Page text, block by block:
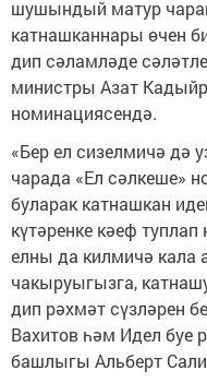
шушындый матур
катнашканнары өчен
дип сәламләде
министры Азат
номинациясендә.
«Бер ел сизелмичә дә
чарада «Ел сәлкеше»
буларак катнашкан
күтәренке кәеф
елны да килмичә кала
чакыруыгызга,
дип рәхмәт сүзләрен
Вахитов һәм Идел буе
башлыгы Альберт